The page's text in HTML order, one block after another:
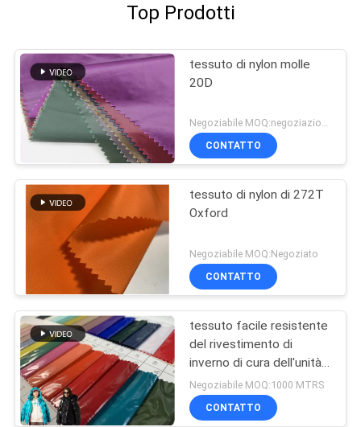
Top Prodotti
tessuto di nylon molle
20D
Negoziabile MOQ:negoziazione
CONTATTO
tessuto di nylon di 272T
Oxford
Negoziabile MOQ:Negoziato
CONTATTO
tessuto facile resistente
del rivestimento di
inverno di cura dell'unità
di elaborazione
100%Nylon dell'olio
luminoso della glassa
Negoziabile MOQ:1000 MTRS
CONTATTO